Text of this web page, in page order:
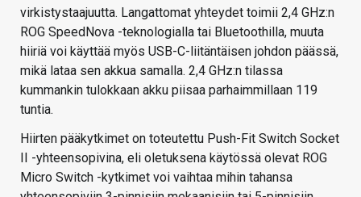
virkistystaajuutta. Langattomat yhteydet toimii 2,4 GHz:n
ROG SpeedNova -teknologialla tai Bluetoothilla, muuta
hiiriä voi käyttää myös USB-C-liitäntäisen johdon päässä,
mikä lataa sen akkua samalla. 2,4 GHz:n tilassa
kummankin tulokkaan akku piisaa parhaimmillaan 119
tuntia.
Hiirten pääkytkimet on toteutettu Push-Fit Switch Socket
II -yhteensopivina, eli oletuksena käytössä olevat ROG
Micro Switch -kytkimet voi vaihtaa mihin tahansa